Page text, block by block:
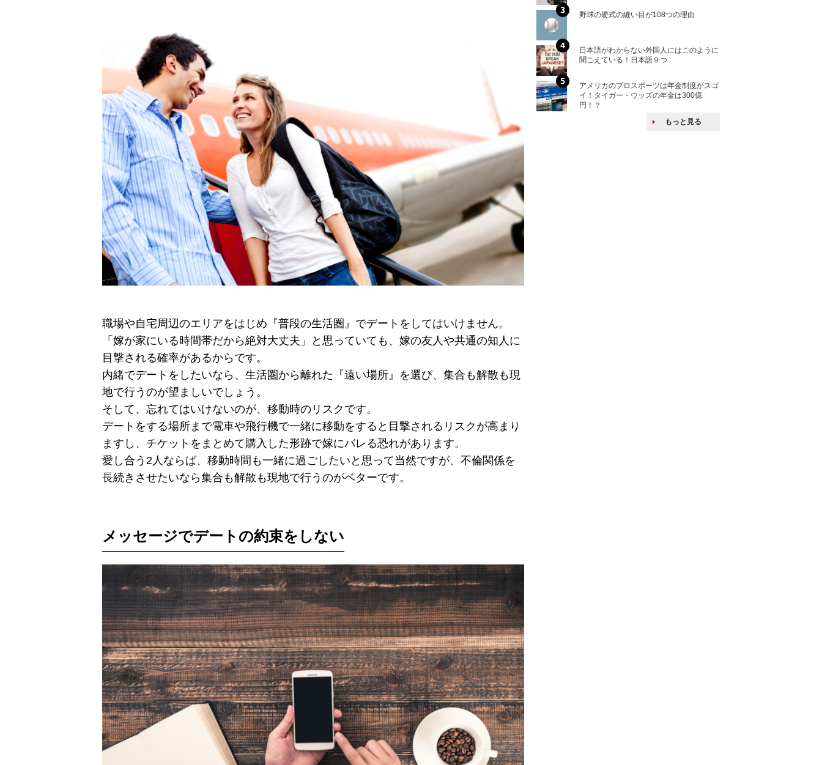
職場や自宅周辺のエリアをはじめ『普段の生活圏』でデートをしてはいけません。
「嫁が家にいる時間帯だから絶対大丈夫」と思っていても、嫁の友人や共通の知人に
目撃される確率があるからです。
内緒でデートをしたいなら、生活圏から離れた『遠い場所』を選び、集合も解散も現
地で行うのが望ましいでしょう。
そして、忘れてはいけないのが、移動時のリスクです。
デートをする場所まで電車や飛行機で一緒に移動をすると目撃されるリスクが高まり
ますし、チケットをまとめて購入した形跡で嫁にバレる恐れがあります。
愛し合う2人ならば、移動時間も一緒に過ごしたいと思って当然ですが、不倫関係を
長続きさせたいなら集合も解散も現地で行うのがベターです。
メッセージでデートの約束をしない
野球の硬式の縫い目が108つの理由
日本語がわからない外国人にはこのように
聞こえている！日本語９つ
アメリカのプロスポーツは年金制度がスゴ
イ！タイガー・ウッズの年金は300億
円！？
もっと見る